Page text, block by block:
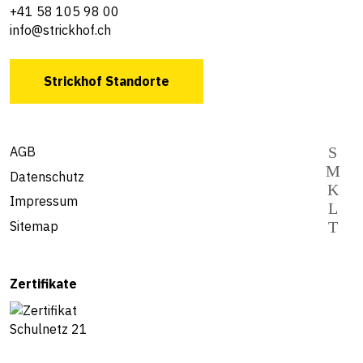
+41 58 105 98 00
info@strickhof.ch
Strickhof Standorte
AGB
Datenschutz
Impressum
Sitemap
Zertifikate